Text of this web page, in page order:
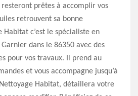
resteront prêtes à accomplir vos
retrouvent sa bonne
c’est le spécialiste en
dans le 86350 avec des
pour vos travaux. Il prend au
et vous accompagne jusqu’à
Habitat, détaillera votre